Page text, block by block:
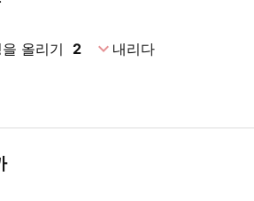
올리기 2 expand_more내리다